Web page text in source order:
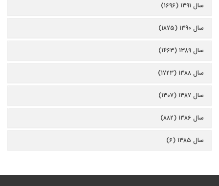
سال ۱۳۹۱ (۱۶۹۶)
سال ۱۳۹۰ (۱۸۷۵)
سال ۱۳۸۹ (۱۴۶۳)
سال ۱۳۸۸ (۱۷۲۳)
سال ۱۳۸۷ (۱۳۰۷)
سال ۱۳۸۶ (۸۸۲)
سال ۱۳۸۵ (۶)